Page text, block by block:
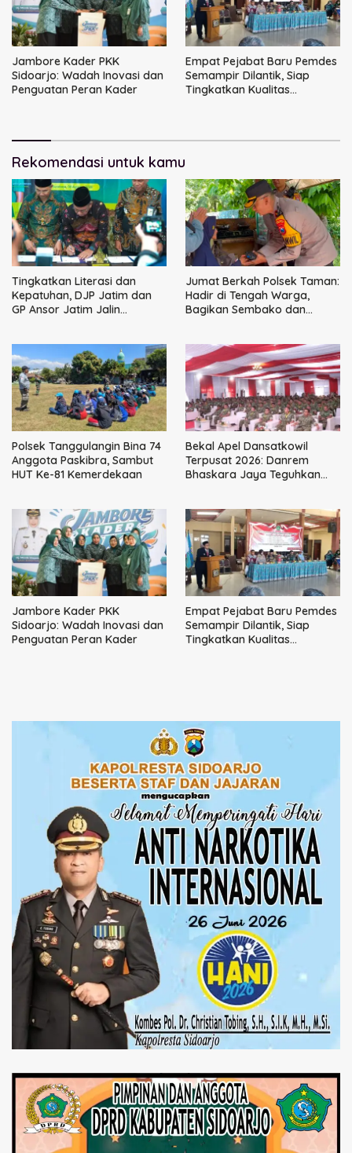
Jambore Kader PKK
Sidoarjo: Wadah Inovasi dan
Penguatan Peran Kader
Empat Pejabat Baru Pemdes
Semampir Dilantik, Siap
Tingkatkan Kualitas
Rekomendasi untuk kamu
Tingkatkan Literasi dan
Kepatuhan, DJP Jatim dan
GP Ansor Jatim Jalin
Jumat Berkah Polsek Taman:
Hadir di Tengah Warga,
Bagikan Sembako dan
Polsek Tanggulangin Bina 74
Anggota Paskibra, Sambut
HUT Ke-81 Kemerdekaan
Bekal Apel Dansatkowil
Terpusat 2026: Danrem
Bhaskara Jaya Teguhkan
Jambore Kader PKK
Sidoarjo: Wadah Inovasi dan
Penguatan Peran Kader
Empat Pejabat Baru Pemdes
Semampir Dilantik, Siap
Tingkatkan Kualitas